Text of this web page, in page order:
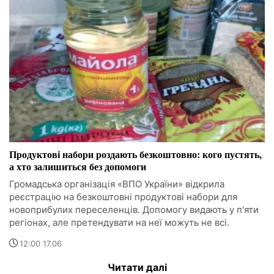
Продуктові набори роздають безкоштовно: кого пустять,
а хто залишиться без допомоги
Громадська організація «ВПО України» відкрила
реєстрацію на безкоштовні продуктові набори для
новоприбулих переселенців. Допомогу видають у п'яти
регіонах, але претендувати на неї можуть не всі.
12:00 17.06
Читати далі